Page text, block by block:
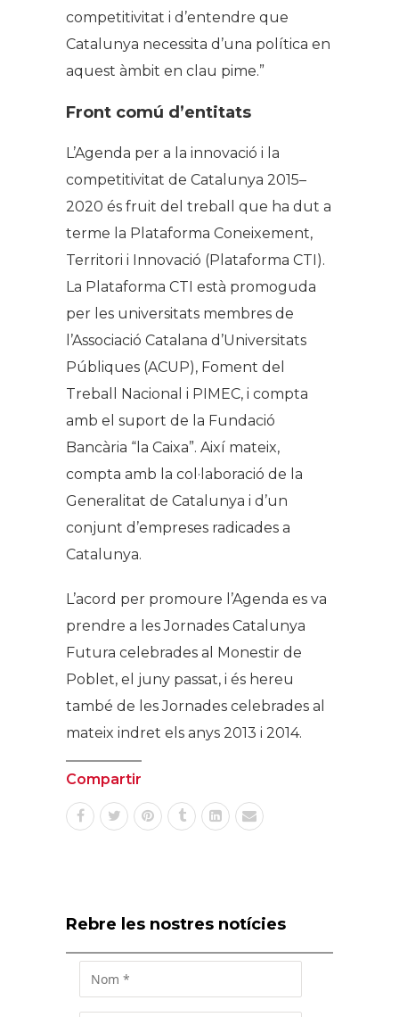
competitivitat i d’entendre que
Catalunya necessita d’una política en
aquest àmbit en clau pime.”
Front comú d’entitats
L’Agenda per a la innovació i la
competitivitat de Catalunya 2015–
2020 és fruit del treball que ha dut a
terme la Plataforma Coneixement,
Territori i Innovació (Plataforma CTI).
La Plataforma CTI està promoguda
per les universitats membres de
l’Associació Catalana d’Universitats
Públiques (ACUP), Foment del
Treball Nacional i PIMEC, i compta
amb el suport de la Fundació
Bancària “la Caixa”. Així mateix,
compta amb la col·laboració de la
Generalitat de Catalunya i d’un
conjunt d’empreses radicades a
Catalunya.
L’acord per promoure l’Agenda es va
prendre a les Jornades Catalunya
Futura celebrades al Monestir de
Poblet, el juny passat, i és hereu
també de les Jornades celebrades al
mateix indret els anys 2013 i 2014.
Compartir
Rebre les nostres notícies